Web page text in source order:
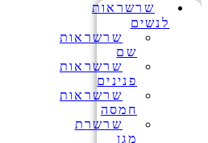
שרשראות
לנשים
שרשראות
שם
שרשראות
פנינים
שרשראות
חמסה
שרשרת
מגן